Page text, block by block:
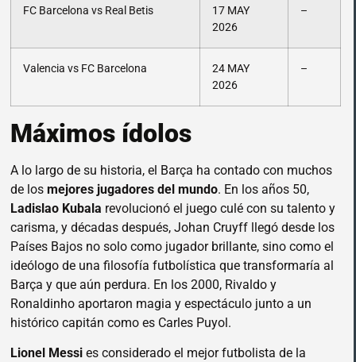
FC Barcelona vs Real Betis
17 MAY
2026
–
Valencia vs FC Barcelona
24 MAY
2026
–
Máximos ídolos
A lo largo de su historia, el Barça ha contado con muchos
de los mejores jugadores del mundo. En los años 50,
Ladislao Kubala revolucionó el juego culé con su talento y
carisma, y décadas después, Johan Cruyff llegó desde los
Países Bajos no solo como jugador brillante, sino como el
ideólogo de una filosofía futbolística que transformaría al
Barça y que aún perdura. En los 2000, Rivaldo y
Ronaldinho aportaron magia y espectáculo junto a un
histórico capitán como es Carles Puyol.
Lionel Messi es considerado el mejor futbolista de la